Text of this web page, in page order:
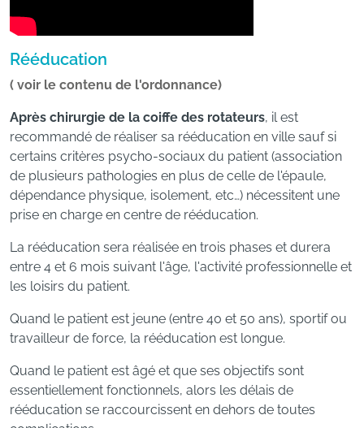
Rééducation
( voir le contenu de l'ordonnance)
Après chirurgie de la coiffe des rotateurs, il est
recommandé de réaliser sa rééducation en ville sauf si
certains critères psycho-sociaux du patient (association
de plusieurs pathologies en plus de celle de l'épaule,
dépendance physique, isolement, etc…) nécessitent une
prise en charge en centre de rééducation.
La rééducation sera réalisée en trois phases et durera
entre 4 et 6 mois suivant l'âge, l'activité professionnelle et
les loisirs du patient.
Quand le patient est jeune (entre 40 et 50 ans), sportif ou
travailleur de force, la rééducation est longue.
Quand le patient est âgé et que ses objectifs sont
essentiellement fonctionnels, alors les délais de
rééducation se raccourcissent en dehors de toutes